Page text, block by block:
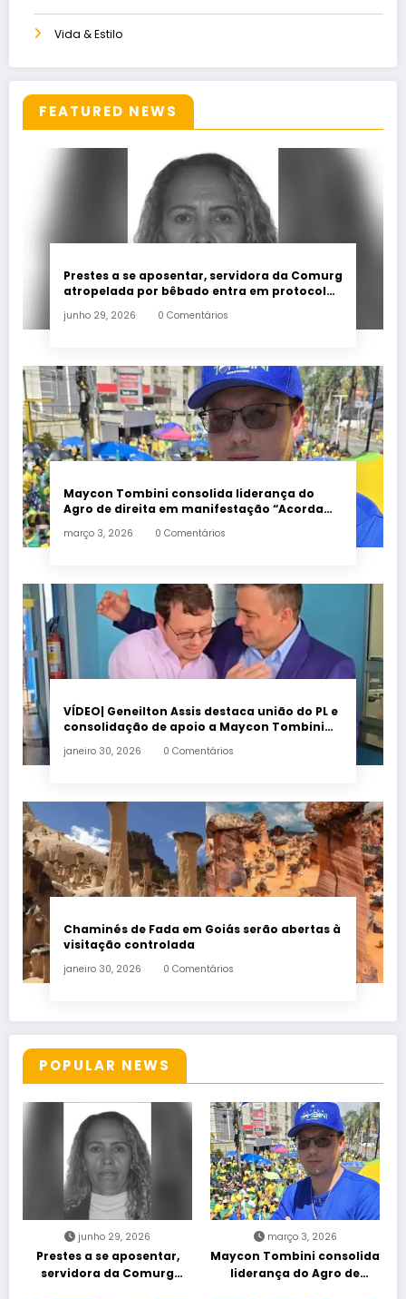
Vida & Estilo
FEATURED NEWS
Prestes a se aposentar, servidora da Comurg
atropelada por bêbado entra em protocolo
junho 29, 2026 0 Comentários
Maycon Tombini consolida liderança do
Agro de direita em manifestação “Acorda
março 3, 2026 0 Comentários
VÍDEO| Geneilton Assis destaca união do PL e
consolidação de apoio a Maycon Tombini
janeiro 30, 2026 0 Comentários
Chaminés de Fada em Goiás serão abertas à
visitação controlada
janeiro 30, 2026 0 Comentários
POPULAR NEWS
junho 29, 2026
Prestes a se aposentar,
servidora da Comurg
março 3, 2026
Maycon Tombini consolida
liderança do Agro de